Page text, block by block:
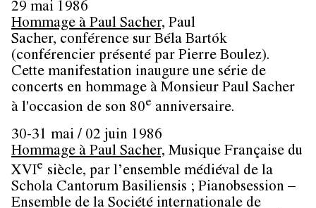
29 mai 1986
Hommage à Paul Sacher, Paul
Sacher, conférence sur Béla Bartók
(conférencier présenté par Pierre Boulez).
Cette manifestation inaugure une série de
concerts en hommage à Monsieur Paul Sacher
à l'occasion de son 80e anniversaire.
30-31 mai / 02 juin 1986
Hommage à Paul Sacher, Musique Française du
XVIe siècle, par l’ensemble médiéval de la
Schola Cantorum Basiliensis ; Pianobsession –
Ensemble de la Société internationale de